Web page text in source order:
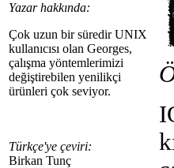
Yazar hakkında:
Çok uzun bir süredir UNIX
kullanıcısı olan Georges,
çalışma yöntemlerimizi
değiştirebilen yenilikçi
ürünleri çok seviyor.
Türkçe'ye çeviri:
Birkan Tunç